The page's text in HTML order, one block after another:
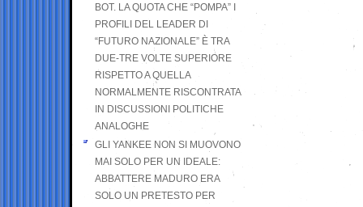
BOT. LA QUOTA CHE “POMPA” I
PROFILI DEL LEADER DI
“FUTURO NAZIONALE” È TRA
DUE-TRE VOLTE SUPERIORE
RISPETTO A QUELLA
NORMALMENTE RISCONTRATA
IN DISCUSSIONI POLITICHE
ANALOGHE
GLI YANKEE NON SI MUOVONO
MAI SOLO PER UN IDEALE:
ABBATTERE MADURO ERA
SOLO UN PRETESTO PER